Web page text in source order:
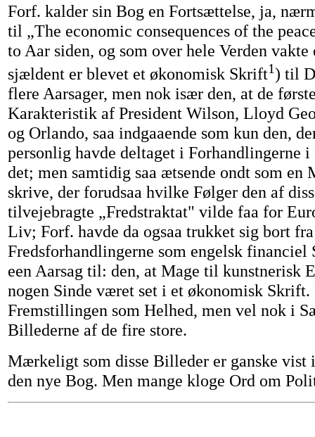
Forf. kalder sin Bog en Fortsættelse, ja,
til „The economic consequences of the
to Aar siden, og som over hele Verden vakte
sjældent er blevet et økonomisk Skrift1) til
flere Aarsager, men nok især den, at de
Karakteristik af President Wilson, Lloyd
og Orlando, saa indgaaende som kun den,
personlig havde deltaget i Forhandlingerne i
det; men samtidig saa ætsende ondt som en
skrive, der forudsaa hvilke Følger den af
tilvejebragte „Fredstraktat" vilde faa for
Liv; Forf. havde da ogsaa trukket sig bort fra
Fredsforhandlingerne som engelsk financiel
een Aarsag til: den, at Mage til kunstnerisk
nogen Sinde været set i et økonomisk
Fremstillingen som Helhed, men vel nok i
Billederne af de fire store.
Mærkeligt som disse Billeder er ganske vist
den nye Bog. Men mange kloge Ord om